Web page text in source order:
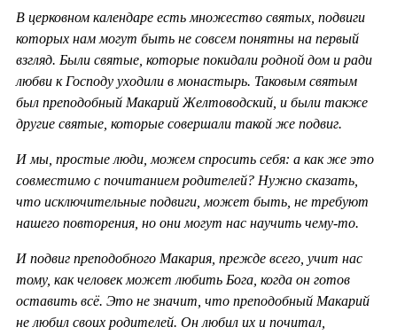
В церковном календаре есть множество святых, подвиги
которых нам могут быть не совсем понятны на первый
взгляд. Были святые, которые покидали родной дом и ради
любви к Господу уходили в монастырь. Таковым святым
был преподобный Макарий Желтоводский, и были также
другие святые, которые совершали такой же подвиг.
И мы, простые люди, можем спросить себя: а как же это
совместимо с почитанием родителей? Нужно сказать,
что исключительные подвиги, может быть, не требуют
нашего повторения, но они могут нас научить чему-то.
И подвиг преподобного Макария, прежде всего, учит нас
тому, как человек может любить Бога, когда он готов
оставить всё. Это не значит, что преподобный Макарий
не любил своих родителей. Он любил их и почитал,